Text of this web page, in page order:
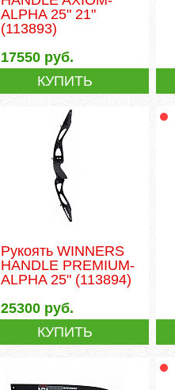
ALPHA 25" 21"
(113893)
17550 руб.
КУПИТЬ
Рукоять WINNERS
HANDLE PREMIUM-
ALPHA 25" (113894)
25300 руб.
КУПИТЬ